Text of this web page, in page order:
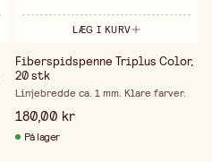
LÆG I KURV
Fiberspidspenne Triplus Color,
20 stk
Linjebredde ca. 1 mm. Klare farver.
180,00 kr
På lager